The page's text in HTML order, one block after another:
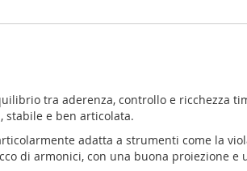
tra aderenza, controllo e ricchezza
stabile e ben articolata.
adatta a strumenti come la
di armonici, con una buona proiezione e